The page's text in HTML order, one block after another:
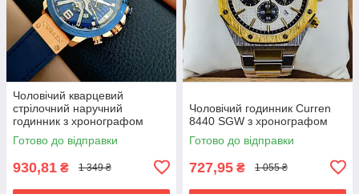
Чоловічий кварцевий
стрілочний наручний
годинник з хронографом
Curren 8329 оригінал. Зі
шкіряним ремінцем. Blue-
Готово до відправки
930,81 ₴ 1 349 ₴
Чоловічий годинник Curren
8440 SGW з хронографом
Готово до відправки
727,95 ₴ 1 055 ₴